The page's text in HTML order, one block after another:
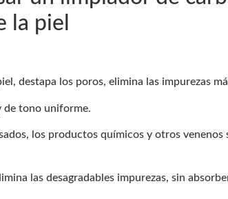
la piel
destapa los poros, elimina las impurezas
de tono uniforme.
los productos químicos y otros
las desagradables impurezas, sin